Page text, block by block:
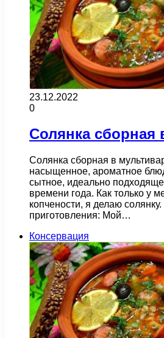
23.12.2022
0
Солянка сборная
Солянка сборная в
насыщенное, ароматное
сытное, идеально
времени года. Как только у
копчености, я делаю
приготовления: Мой…
Консервация